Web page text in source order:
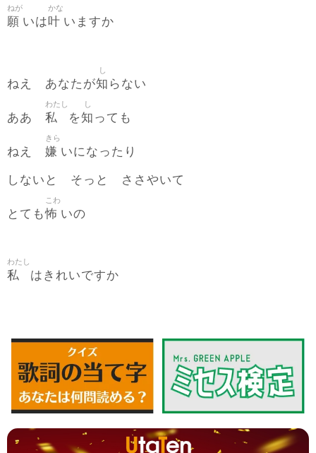
願
ねが
いは叶
かな
いますか
ねえ あなたが知
し
らない
ああ 私
わたし
を知
し
っても
ねえ 嫌
きら
いになったり
しないと そっと ささやいて
とても怖
こわ
いの
私
わたし
はきれいですか